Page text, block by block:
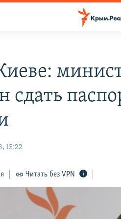
сдать
15:22
Читать без VPN